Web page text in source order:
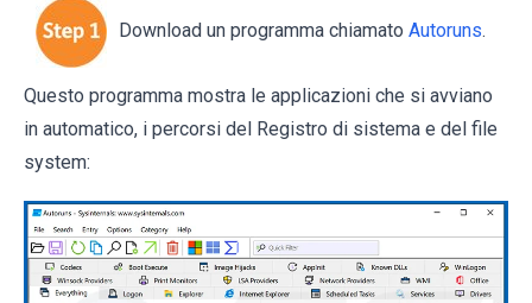
Download un programma chiamato Autoruns.
Questo programma mostra le applicazioni che si avviano
in automatico, i percorsi del Registro di sistema e del file
system: